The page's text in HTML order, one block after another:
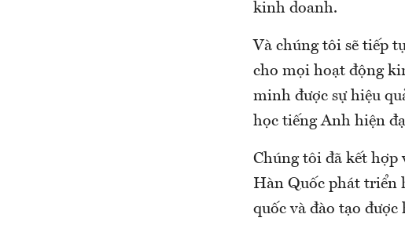
kinh doanh.
Và chúng tôi sẽ tiếp
cho mọi hoạt động
minh được sự hiệu
học tiếng Anh hiện
Chúng tôi đã kết hợp
Hàn Quốc phát triển
quốc và đào tạo